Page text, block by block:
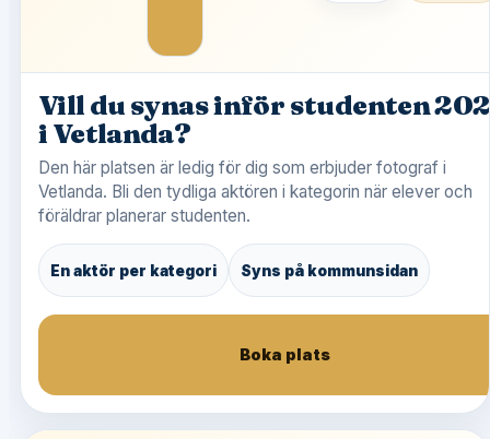
Vill du synas inför studenten
i Vetlanda?
Den här platsen är ledig för dig som erbjuder fotograf i
Vetlanda. Bli den tydliga aktören i kategorin när elever och
föräldrar planerar studenten.
En aktör per kategori Syns på kommunsidan
Boka plats